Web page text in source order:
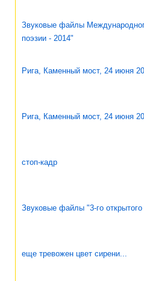
Звуковые файлы
поэзии - 2014"
Рига, Каменный мост, 24 июня
Рига, Каменный мост, 24 июня
стоп-кадр
Звуковые файлы "3-го
еще тревожен цвет сирени...